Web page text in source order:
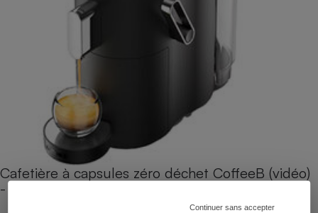
Continuer sans accepter
Cafetière à capsules zéro déchet CoffeeB (vidéo)
- Premières impressions